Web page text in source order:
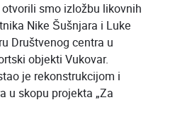
smo izložbu likovnih
Nike Šušnjara i Luke
Društvenog centra u
objekti Vukovar.
je rekonstrukcijom i
u skopu projekta „Za